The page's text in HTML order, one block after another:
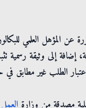
عن المؤهل العلمي
إضافة إلى وثيقة رسمية
الطلب غير مطابق في